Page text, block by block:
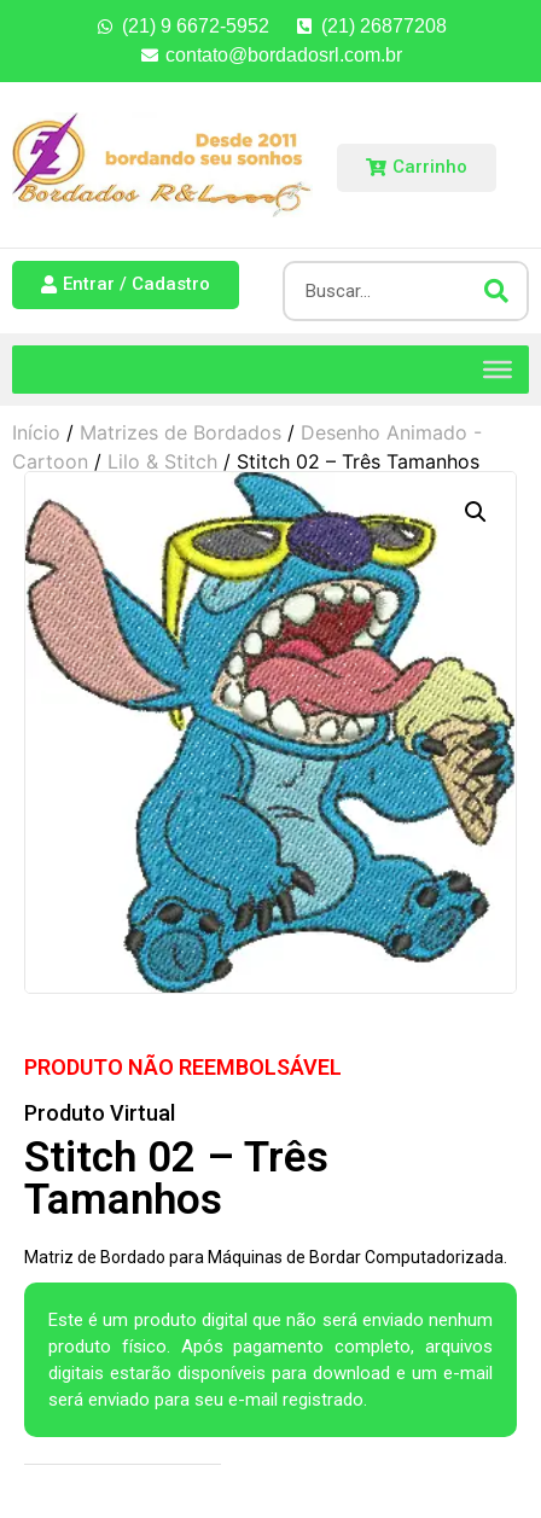
(21) 9 6672-5952
(21) 26877208
contato@bordadosrl.com.br
Carrinho
Entrar / Cadastro
Início / Matrizes de Bordados / Desenho Animado -
Cartoon / Lilo & Stitch / Stitch 02 – Três Tamanhos
PRODUTO NÃO REEMBOLSÁVEL
Produto Virtual
Stitch 02 – Três
Tamanhos
Matriz de Bordado para Máquinas de Bordar Computadorizada.
Este é um produto digital que não será enviado nenhum
produto físico. Após pagamento completo, arquivos
digitais estarão disponíveis para download e um e-mail
será enviado para seu e-mail registrado.